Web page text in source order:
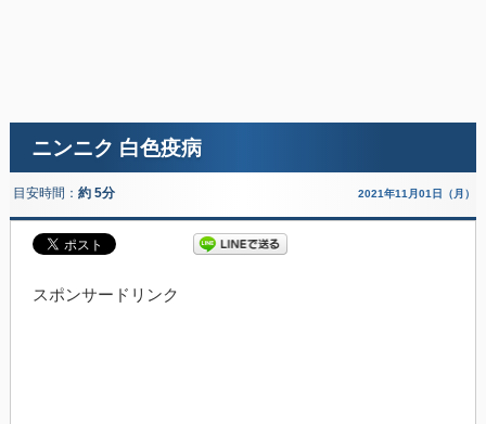
ニンニク 白色疫病
目安時間： 約 5分 2021年11月01日（月）
スポンサードリンク